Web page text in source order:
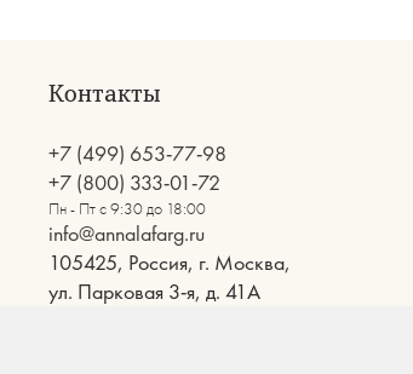
Контакты
+7 (499) 653-77-98
+7 (800) 333-01-72
Пн - Пт с 9:30 до 18:00
info@annalafarg.ru
105425, Россия, г. Москва,
ул. Парковая 3-я, д. 41А